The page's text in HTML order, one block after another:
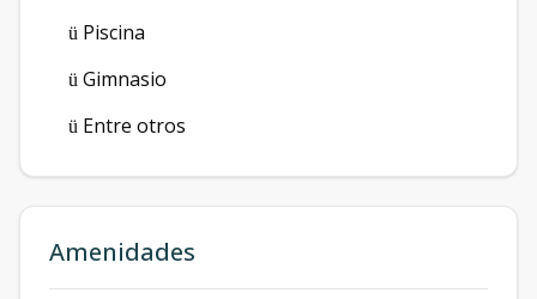
ü Piscina
ü Gimnasio
ü Entre otros
Amenidades